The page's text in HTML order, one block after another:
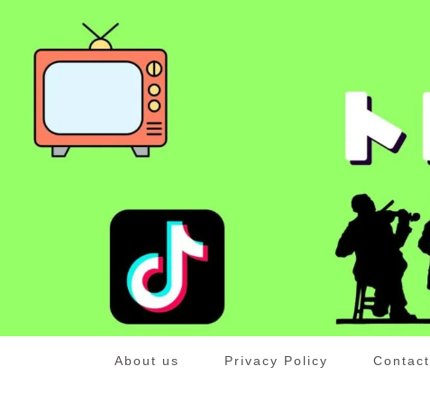
About us Privacy Policy Contact